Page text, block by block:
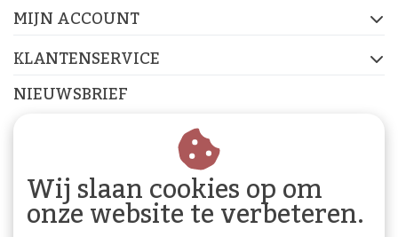
MIJN ACCOUNT
KLANTENSERVICE
NIEUWSBRIEF
Abonneer je op onze nieuwsbrief om op de hoogte te
Wij slaan cookies op om
onze website te verbeteren.